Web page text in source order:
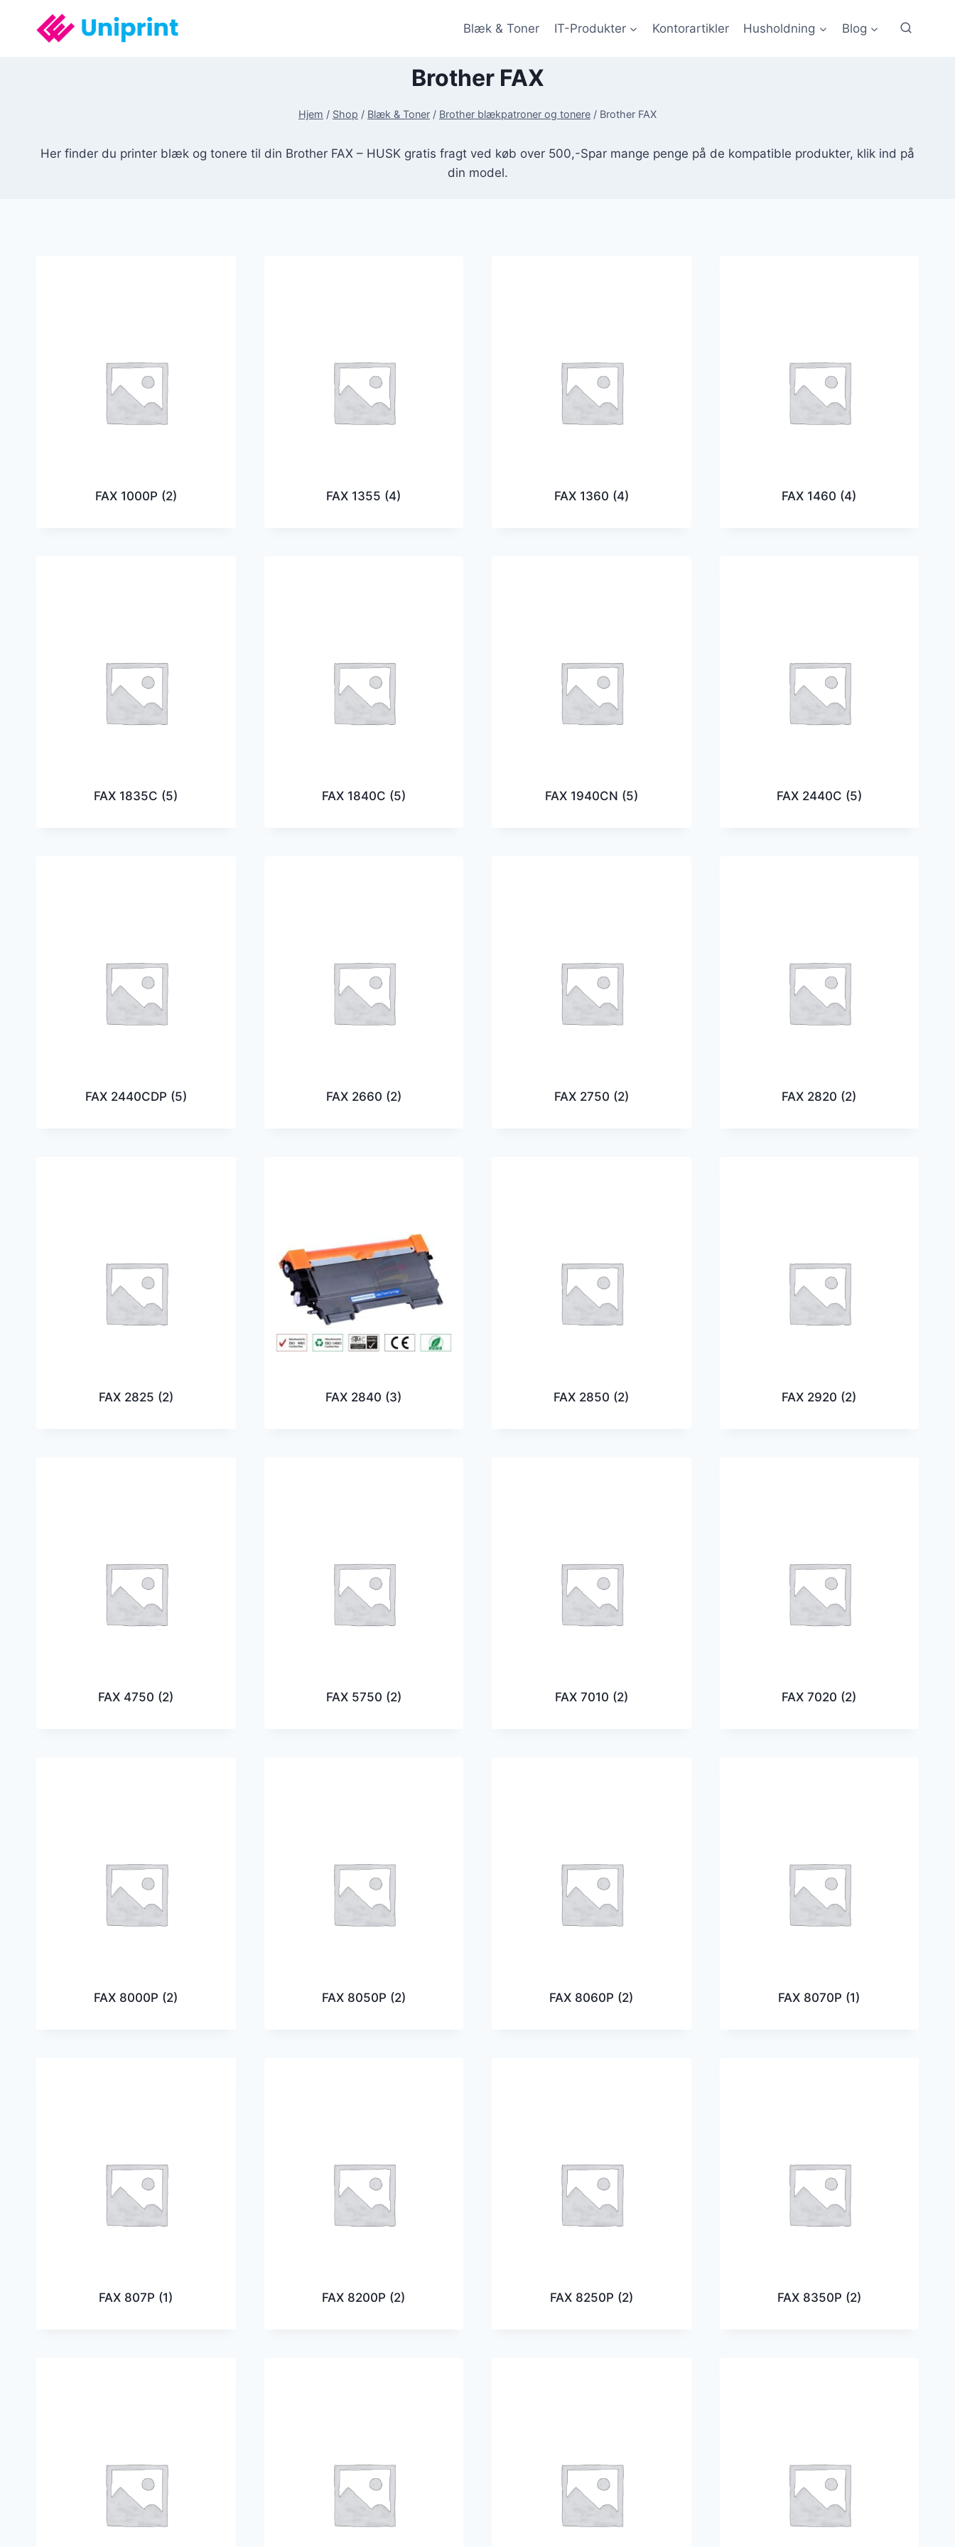
Blæk & Toner IT-Produkter Kontorartikler Husholdning Blog
Brother FAX
Hjem / Shop / Blæk & Toner / Brother blækpatroner og tonere / Brother FAX
Her finder du printer blæk og tonere til din Brother FAX – HUSK gratis fragt ved køb over 500,-Spar mange penge på de kompatible produkter, klik ind på
din model.
FAX 1000P (2) FAX 1355 (4) FAX 1360 (4) FAX 1460 (4)
FAX 1835C (5) FAX 1840C (5) FAX 1940CN (5) FAX 2440C (5)
FAX 2440CDP (5) FAX 2660 (2) FAX 2750 (2) FAX 2820 (2)
FAX 2825 (2) FAX 2840 (3) FAX 2850 (2) FAX 2920 (2)
FAX 4750 (2) FAX 5750 (2) FAX 7010 (2) FAX 7020 (2)
FAX 8000P (2) FAX 8050P (2) FAX 8060P (2) FAX 8070P (1)
FAX 807P (1) FAX 8200P (2) FAX 8250P (2) FAX 8350P (2)